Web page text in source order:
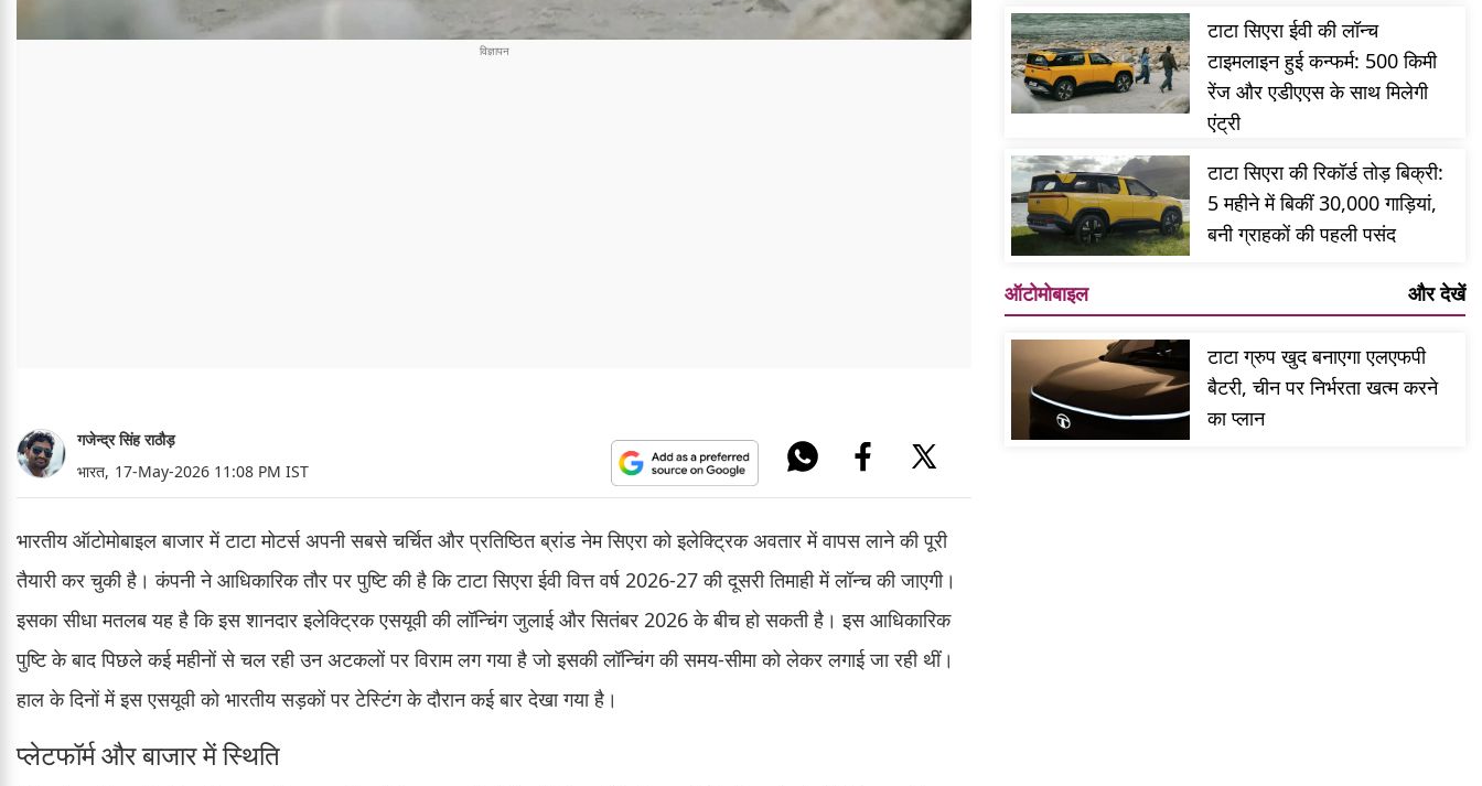
गजेन्द्र सिंह राठौड़
भारत, 17-May-2026 11:08 PM IST
भारतीय ऑटोमोबाइल बाजार में टाटा मोटर्स अपनी सबसे चर्चित और प्रतिष्ठित ब्रांड नेम सिएरा को इलेक्ट्रिक अवतार में वापस लाने की पूरी
तैयारी कर चुकी है। कंपनी ने आधिकारिक तौर पर पुष्टि की है कि टाटा सिएरा ईवी वित्त वर्ष 2026-27 की दूसरी तिमाही में लॉन्च की जाएगी।
इसका सीधा मतलब यह है कि इस शानदार इलेक्ट्रिक एसयूवी की लॉन्चिंग जुलाई और सितंबर 2026 के बीच हो सकती है। इस आधिकारिक
पुष्टि के बाद पिछले कई महीनों से चल रही उन अटकलों पर विराम लग गया है जो इसकी लॉन्चिंग की समय-सीमा को लेकर लगाई जा रही थीं।
हाल के दिनों में इस एसयूवी को भारतीय सड़कों पर टेस्टिंग के दौरान कई बार देखा गया है।
प्लेटफॉर्म और बाजार में स्थिति
टाटा सिएरा ईवी की लॉन्च
टाइमलाइन हुई कन्फर्म: 500 किमी
रेंज और एडीएएस के साथ मिलेगी
एंट्री
टाटा सिएरा की रिकॉर्ड तोड़ बिक्री:
5 महीने में बिकीं 30,000 गाड़ियां,
बनी ग्राहकों की पहली पसंद
ऑटोमोबाइल और देखें
टाटा ग्रुप खुद बनाएगा एलएफपी
बैटरी, चीन पर निर्भरता खत्म करने
का प्लान